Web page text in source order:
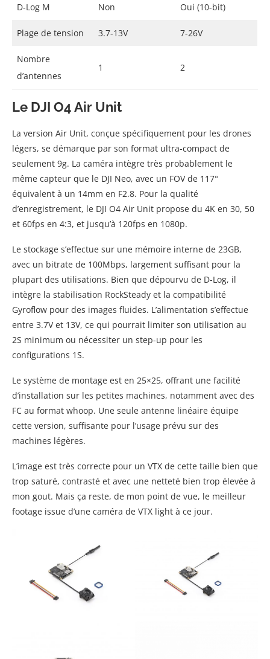
D-Log M Non Oui (10-bit)
Plage de tension 3.7-13V 7-26V
Nombre
d’antennes
1 2
Le DJI O4 Air Unit
La version Air Unit, conçue spécifiquement pour les drones
légers, se démarque par son format ultra-compact de
seulement 9g. La caméra intègre très probablement le
même capteur que le DJI Neo, avec un FOV de 117°
équivalent à un 14mm en F2.8. Pour la qualité
d’enregistrement, le DJI O4 Air Unit propose du 4K en 30, 50
et 60fps en 4:3, et jusqu’à 120fps en 1080p.
Le stockage s’effectue sur une mémoire interne de 23GB,
avec un bitrate de 100Mbps, largement suffisant pour la
plupart des utilisations. Bien que dépourvu de D-Log, il
intègre la stabilisation RockSteady et la compatibilité
Gyroflow pour des images fluides. L’alimentation s’effectue
entre 3.7V et 13V, ce qui pourrait limiter son utilisation au
2S minimum ou nécessiter un step-up pour les
configurations 1S.
Le système de montage est en 25×25, offrant une facilité
d’installation sur les petites machines, notamment avec des
FC au format whoop. Une seule antenne linéaire équipe
cette version, suffisante pour l’usage prévu sur des
machines légères.
L’image est très correcte pour un VTX de cette taille bien que
trop saturé, contrasté et avec une netteté bien trop élevée à
mon gout. Mais ça reste, de mon point de vue, le meilleur
footage issue d’une caméra de VTX light à ce jour.